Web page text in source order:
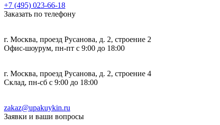
+7 (495) 023-66-18
Заказать по телефону
г. Москва, проезд Русанова, д. 2, строение 2
Офис-шоурум, пн-пт с 9:00 до 18:00
г. Москва, проезд Русанова, д. 2, строение 4
Склад, пн-сб с 9:00 до 18:00
zakaz@upakuykin.ru
Заявки и ваши вопросы